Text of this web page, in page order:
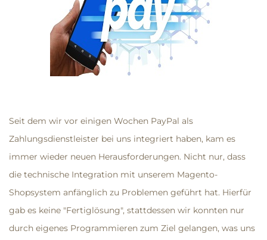
Seit dem wir vor einigen Wochen PayPal als
Zahlungsdienstleister bei uns integriert haben, kam es
immer wieder neuen Herausforderungen. Nicht nur, dass
die technische Integration mit unserem Magento-
Shopsystem anfänglich zu Problemen geführt hat. Hierfür
gab es keine "Fertiglösung", stattdessen wir konnten nur
durch eigenes Programmieren zum Ziel gelangen, was uns